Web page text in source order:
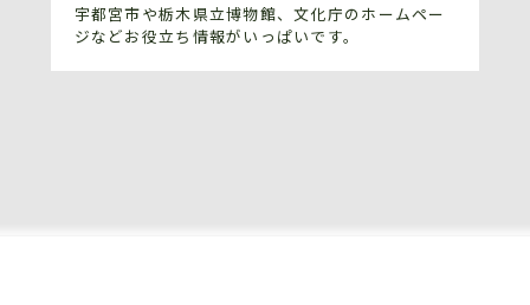
宇都宮市や栃木県立博物館、文化庁のホームペー
ジなどお役立ち情報がいっぱいです。